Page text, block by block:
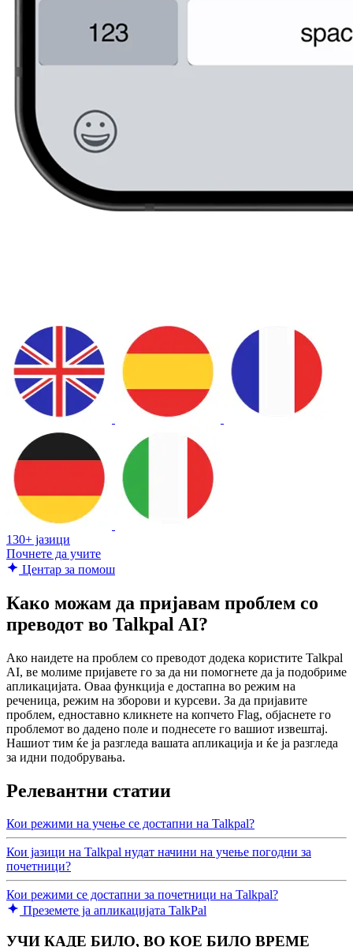
130+ јазици
Почнете да учите
Центар за помош
Како можам да пријавам проблем со
преводот во Talkpal AI?
Ако наидете на проблем со преводот додека користите Talkpal
AI, ве молиме пријавете го за да ни помогнете да ја подобриме
апликацијата. Оваа функција е достапна во режим на
реченица, режим на зборови и курсеви. За да пријавите
проблем, едноставно кликнете на копчето Flag, објаснете го
проблемот во дадено поле и поднесете го вашиот извештај.
Нашиот тим ќе ја разгледа вашата апликација и ќе ја разгледа
за идни подобрувања.
Релевантни статии
Кои режими на учење се достапни на Talkpal?
Кои јазици на Talkpal нудат начини на учење погодни за
почетници?
Кои режими се достапни за почетници на Talkpal?
Преземете ја апликацијата TalkPal
УЧИ КАДЕ БИЛО, ВО КОЕ БИЛО ВРЕМЕ